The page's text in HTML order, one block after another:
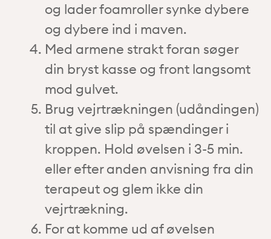
og lader foamroller synke dybere
og dybere ind i maven.
Med armene strakt foran søger
din bryst kasse og front langsomt
mod gulvet.
Brug vejrtrækningen (udåndingen)
til at give slip på spændinger i
kroppen. Hold øvelsen i 3-5 min.
eller efter anden anvisning fra din
terapeut og glem ikke din
vejrtrækning.
For at komme ud af øvelsen